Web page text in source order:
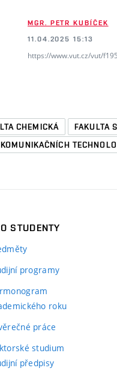
MGR. PETR KUBÍČEK
11.04.2025 15:13
https://www.vut.cz/vut/
CHEMICKÁ
FAKULTA
STUDENTY
programy
roku
práce
studium
předpisy